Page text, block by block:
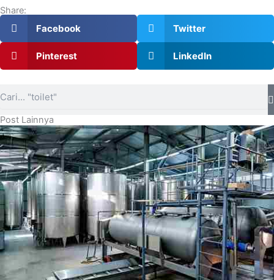
Share:
Facebook Twitter
Pinterest LinkedIn
Post Lainnya